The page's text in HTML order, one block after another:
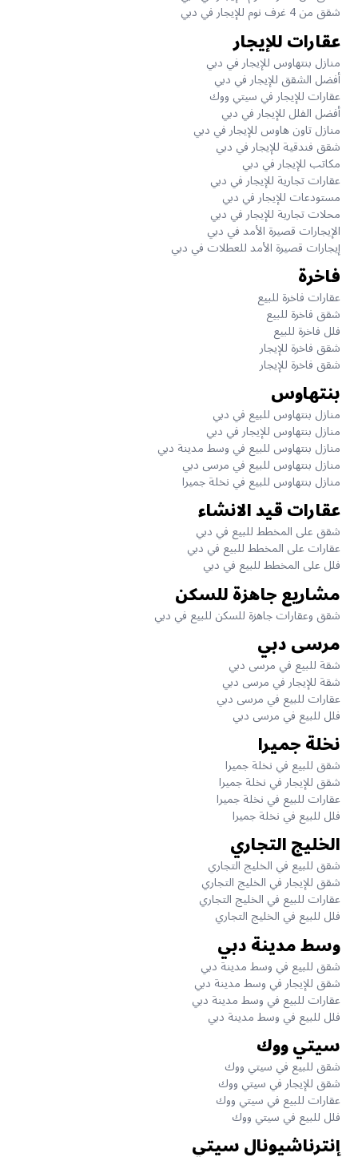
شقق من 4 غرف نوم للإيجار في دبي
عقارات للإيجار
منازل بنتهاوس للإيجار في دبي
أفضل الشقق للإيجار في دبي
عقارات للإيجار في سيتي ووك
أفضل الفلل للإيجار في دبي
منازل تاون هاوس للإيجار في دبي
شقق فندقية للإيجار في دبي
مكاتب للإيجار في دبي
عقارات تجارية للإيجار في دبي
مستودعات للإيجار في دبي
محلات تجارية للإيجار في دبي
الإيجارات قصيرة الأمد في دبي
إيجارات قصيرة الأمد للعطلات في دبي
فاخرة
عقارات فاخرة للبيع
شقق فاخرة للبيع
فلل فاخرة للبيع
شقق فاخرة للإيجار
شقق فاخرة للإيجار
بنتهاوس
منازل بنتهاوس للبيع في دبي
منازل بنتهاوس للإيجار في دبي
منازل بنتهاوس للبيع في وسط مدينة دبي
منازل بنتهاوس للبيع في مرسى دبي
منازل بنتهاوس للبيع في نخلة جميرا
عقارات قيد الانشاء
شقق على المخطط للبيع في دبي
عقارات على المخطط للبيع في دبي
فلل على المخطط للبيع في دبي
مشاريع جاهزة للسكن
شقق وعقارات جاهزة للسكن للبيع في دبي
مرسى دبي
شقة للبيع في مرسى دبي
شقة للإيجار في مرسى دبي
عقارات للبيع في مرسى دبي
فلل للبيع في مرسى دبي
نخلة جميرا
شقق للبيع في نخلة جميرا
شقق للإيجار في نخلة جميرا
عقارات للبيع في نخلة جميرا
فلل للبيع في نخلة جميرا
الخليج التجاري
شقق للبيع في الخليج التجاري
شقق للإيجار في الخليج التجاري
عقارات للبيع في الخليج التجاري
فلل للبيع في الخليج التجاري
وسط مدينة دبي
شقق للبيع في وسط مدينة دبي
شقق للإيجار في وسط مدينة دبي
عقارات للبيع في وسط مدينة دبي
فلل للبيع في وسط مدينة دبي
سيتي ووك
شقق للبيع في سيتي ووك
شقق للإيجار في سيتي ووك
عقارات للبيع في سيتي ووك
فلل للبيع في سيتي ووك
إنترناشيونال سيتي